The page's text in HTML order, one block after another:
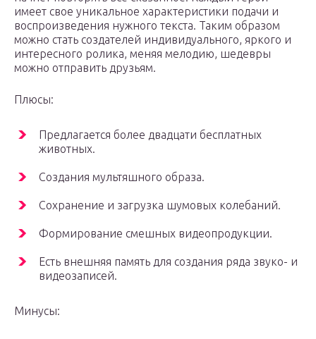
имеет свое уникальное характеристики подачи и
воспроизведения нужного текста. Таким образом
можно стать создателей индивидуального, яркого и
интересного ролика, меняя мелодию, шедевры
можно отправить друзьям.
Плюсы:
Предлагается более двадцати бесплатных
животных.
Создания мультяшного образа.
Сохранение и загрузка шумовых колебаний.
Формирование смешных видеопродукции.
Есть внешняя память для создания ряда звуко- и
видеозаписей.
Минусы: